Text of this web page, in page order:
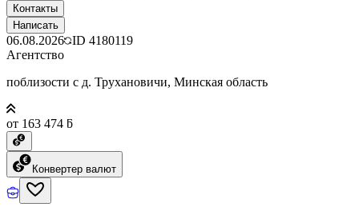
Контакты
Написать
06.08.2026 ID 4180119
Агентство
поблизости с д. Трухановичи, Минская область
от 163 474 ƃ
Конвертер валют